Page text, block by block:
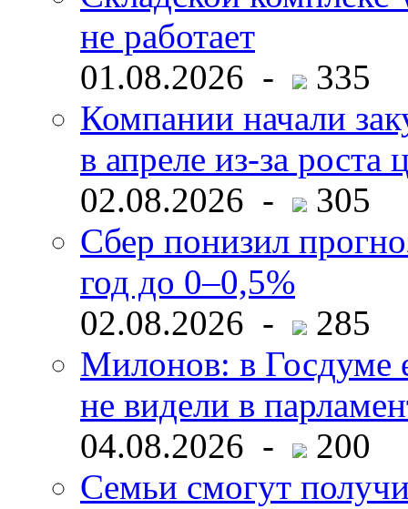
не работает
01.08.2026 -
335
Компании начали
в апреле из-за роста
02.08.2026 -
305
Сбер понизил
год до 0–0,5%
02.08.2026 -
285
Милонов: в Госдуме
не видели в
04.08.2026 -
200
Семьи смогут